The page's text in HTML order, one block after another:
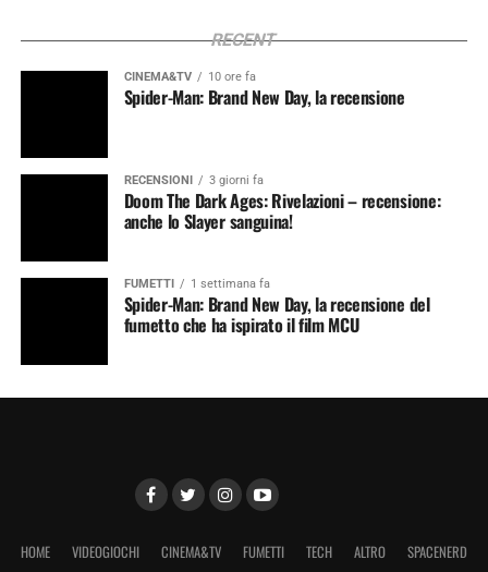
RECENT
CINEMA&TV 10 ore fa
Spider-Man: Brand New Day, la recensione
RECENSIONI 3 giorni fa
Doom The Dark Ages: Rivelazioni – recensione:
anche lo Slayer sanguina!
FUMETTI 1 settimana fa
Spider-Man: Brand New Day, la recensione del
fumetto che ha ispirato il film MCU
HOME VIDEOGIOCHI CINEMA&TV FUMETTI TECH ALTRO SPACENERD